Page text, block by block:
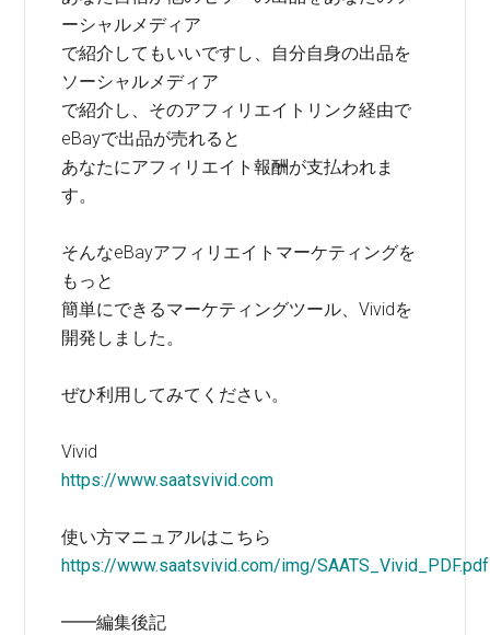
ーシャルメディア
で紹介してもいいですし、自分自身の出品を
ソーシャルメディア
で紹介し、そのアフィリエイトリンク経由で
eBayで出品が売れると
あなたにアフィリエイト報酬が支払われま
す。
そんなeBayアフィリエイトマーケティングを
もっと
簡単にできるマーケティングツール、Vividを
開発しました。
ぜひ利用してみてください。
Vivid
https://www.saatsvivid.com
使い方マニュアルはこちら
https://www.saatsvivid.com/img/SAATS_Vivid_PDF.pdf
━━編集後記